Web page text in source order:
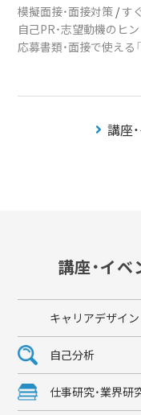
模擬面接・面接対策 /す
自己PR・志望動機のヒ
応募書類・面接で使える
講座
講座・イ
キャリアデザイン
自己分析
仕事研究・業界研